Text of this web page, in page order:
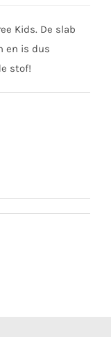
Kids. De slab
en is dus
stof!